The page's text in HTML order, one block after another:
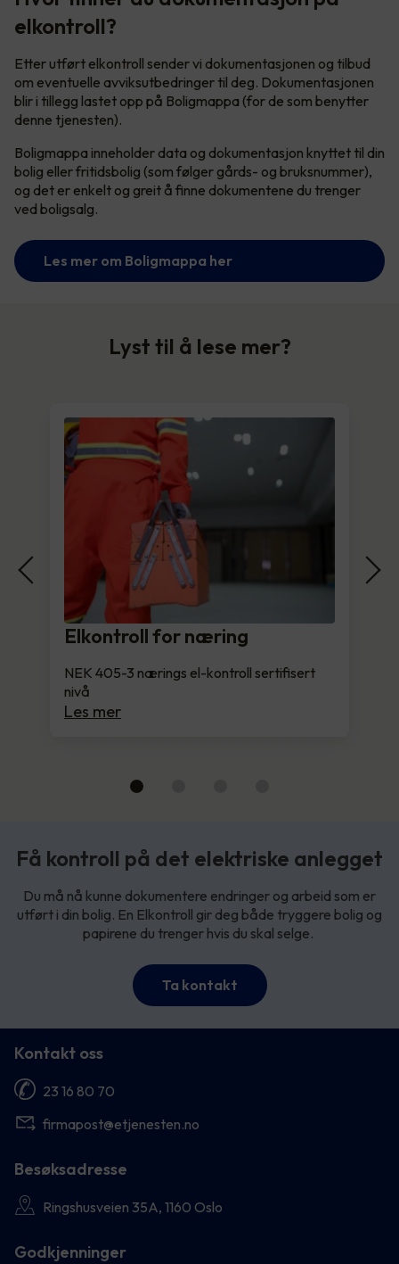
elkontroll?
Etter utført elkontroll sender vi dokumentasjonen og tilbud
om eventuelle avviksutbedringer til deg. Dokumentasjonen
blir i tillegg lastet opp på Boligmappa (for de som benytter
denne tjenesten).
Boligmappa inneholder data og dokumentasjon knyttet til din
bolig eller fritidsbolig (som følger gårds- og bruksnummer),
og det er enkelt og greit å finne dokumentene du trenger
ved boligsalg.
Les mer om Boligmappa her
Lyst til å lese mer?
Elkontroll for næring
NEK 405-3 nærings el-kontroll sertifisert
nivå
Les mer
Få kontroll på det elektriske anlegget
Du må nå kunne dokumentere endringer og arbeid som er
utført i din bolig. En Elkontroll gir deg både tryggere bolig og
papirene du trenger hvis du skal selge.
Ta kontakt
Kontakt oss
23 16 80 70
firmapost@etjenesten.no
Besøksadresse
Ringshusveien 35A, 1160 Oslo
Godkjenninger